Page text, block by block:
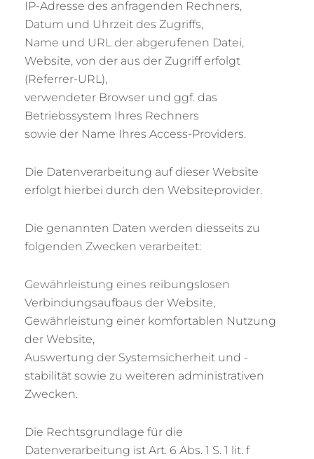
IP-Adresse des anfragenden Rechners,
Datum und Uhrzeit des Zugriffs,
Name und URL der abgerufenen Datei,
Website, von der aus der Zugriff erfolgt
(Referrer-URL),
verwendeter Browser und ggf. das
Betriebssystem Ihres Rechners
sowie der Name Ihres Access-Providers.
Die Datenverarbeitung auf dieser Website
erfolgt hierbei durch den Websiteprovider.
Die genannten Daten werden diesseits zu
folgenden Zwecken verarbeitet:
Gewährleistung eines reibungslosen
Verbindungsaufbaus der Website,
Gewährleistung einer komfortablen Nutzung
der Website,
Auswertung der Systemsicherheit und -
stabilität sowie zu weiteren administrativen
Zwecken.
Die Rechtsgrundlage für die
Datenverarbeitung ist Art. 6 Abs. 1 S. 1 lit. f